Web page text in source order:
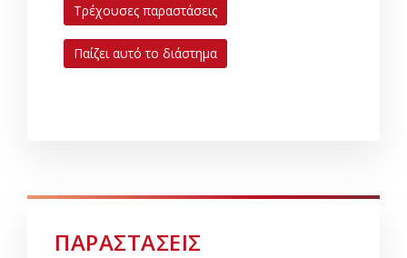
Τρέχουσες παραστάσεις
Παίζει αυτό το διάστημα
ΠΑΡΑΣΤΑΣΕΙΣ